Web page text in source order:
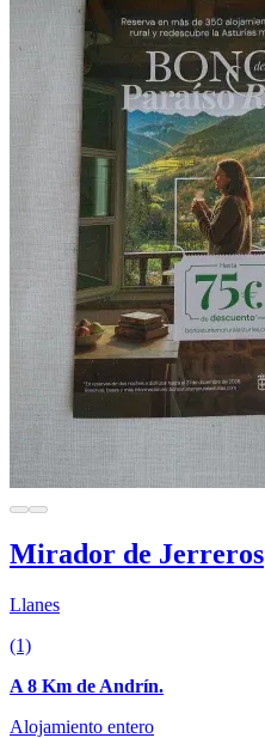
Mirador de Jerreros
Llanes
(1)
A 8 Km de Andrín.
Alojamiento entero